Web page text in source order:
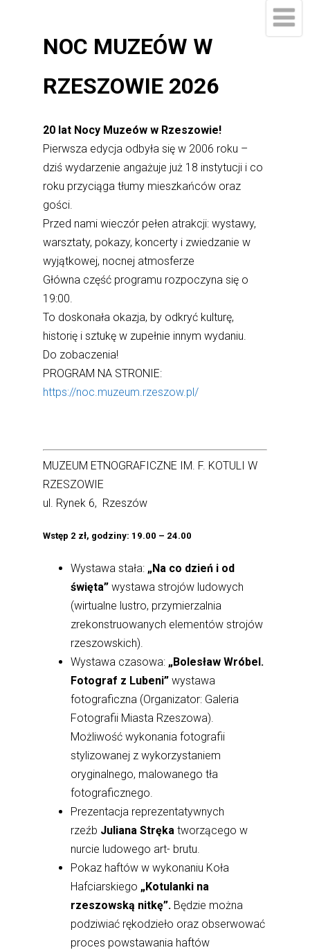
NOC MUZEÓW W
RZESZOWIE 2026
20 lat Nocy Muzeów w Rzeszowie!
Pierwsza edycja odbyła się w 2006 roku –
dziś wydarzenie angażuje już 18 instytucji i co
roku przyciąga tłumy mieszkańców oraz
gości.
Przed nami wieczór pełen atrakcji: wystawy,
warsztaty, pokazy, koncerty i zwiedzanie w
wyjątkowej, nocnej atmosferze
Główna część programu rozpoczyna się o
19:00.
To doskonała okazja, by odkryć kulturę,
historię i sztukę w zupełnie innym wydaniu.
Do zobaczenia!
PROGRAM NA STRONIE:
https://noc.muzeum.rzeszow.pl/
MUZEUM ETNOGRAFICZNE IM. F. KOTULI W
RZESZOWIE
ul. Rynek 6, Rzeszów
Wstęp 2 zł, godziny: 19.00 – 24.00
Wystawa stała: „Na co dzień i od
święta” wystawa strojów ludowych
(wirtualne lustro, przymierzalnia
zrekonstruowanych elementów strojów
rzeszowskich).
Wystawa czasowa: „Bolesław Wróbel.
Fotograf z Lubeni” wystawa
fotograficzna (Organizator: Galeria
Fotografii Miasta Rzeszowa).
Możliwość wykonania fotografii
stylizowanej z wykorzystaniem
oryginalnego, malowanego tła
fotograficznego.
Prezentacja reprezentatywnych
rzeźb Juliana Stręka tworzącego w
nurcie ludowego art- brutu.
Pokaz haftów w wykonaniu Koła
Hafciarskiego „Kotulanki na
rzeszowską nitkę”. Będzie można
podziwiać rękodzieło oraz obserwować
proces powstawania haftów